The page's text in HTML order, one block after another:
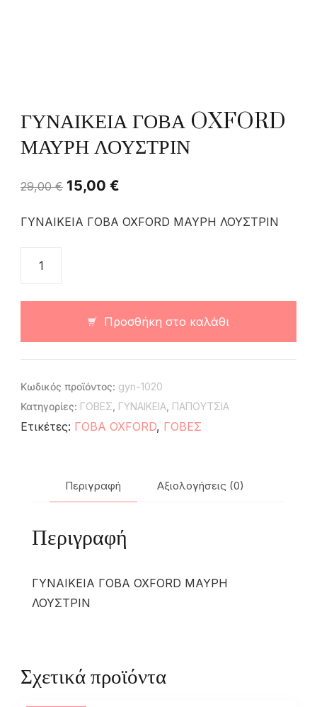
ΓΥΝΑΙΚΕΙΑ ΓΟΒΑ OXFORD
ΜΑΥΡΗ ΛΟΥΣΤΡΙΝ
29,00€ 15,00 €
ΓΥΝΑΙΚΕΙΑ ΓΟΒΑ OXFORD ΜΑΥΡΗ ΛΟΥΣΤΡΙΝ
Προσθήκη στο καλάθι
Κωδικός προϊόντος: gyn-1020
Κατηγορίες: ΓΟΒΕΣ, ΓΥΝΑΙΚΕΙΑ, ΠΑΠΟΥΤΣΙΑ
Ετικέτες: ΓΟΒΑ OXFORD, ΓΟΒΕΣ
Περιγραφή Αξιολογήσεις (0)
Περιγραφή
ΓΥΝΑΙΚΕΙΑ ΓΟΒΑ OXFORD ΜΑΥΡΗ
ΛΟΥΣΤΡΙΝ
Σχετικά προϊόντα